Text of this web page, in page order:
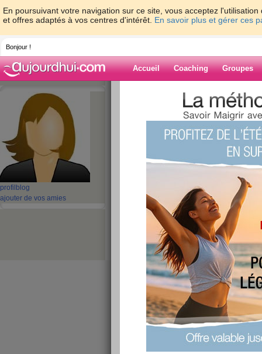
En poursuivant votre navigation sur ce site, vous acceptez
et offres adaptés à vos centres d'intérêt. En savoir plus et gérer ces
Bonjour !
Accueil Coaching Groupes
profil blog
ajouter de vos amies
>
>
Portable - 4522mAh Batterie Ordinateur
Blog de
Lenovo
Ordinateur
Batterie
Lenovo Yoga Air
publié le 09/07/2024 à 05:49
Lenovo L22C4PF7 Batterie
, compatible
L22C4PF7 Batterie sont neuves et
livraison rapide, 30 jours
Toutes nosLenovo L22C4PF7 batterie de
sont neuves et compatibles. Dans le
9001, nous procédons à des contrôles qualité